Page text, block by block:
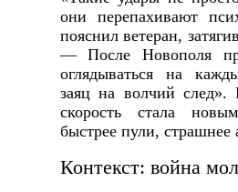
они перепахивают
пояснил ветеран,
— После Новополя
оглядываться на
заяц на волчий след».
скорость стала
быстрее пули, страшнее
Контекст: война